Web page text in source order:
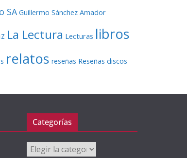
SA Guillermo Sánchez Amador
La Lectura Lecturas libros
relatos reseñas Reseñas discos
Categorías
Categorías